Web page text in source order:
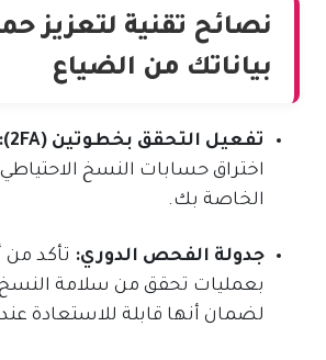
نصائح تقنية لتعزيز
بياناتك من الضياع
تفعيل التحقق بخطوتين (2FA):
اختراق حسابات النسخ
الخاصة بك.
جدولة الفحص الدوري: تأكد من
لضمان أنها قابلة للاستعادة